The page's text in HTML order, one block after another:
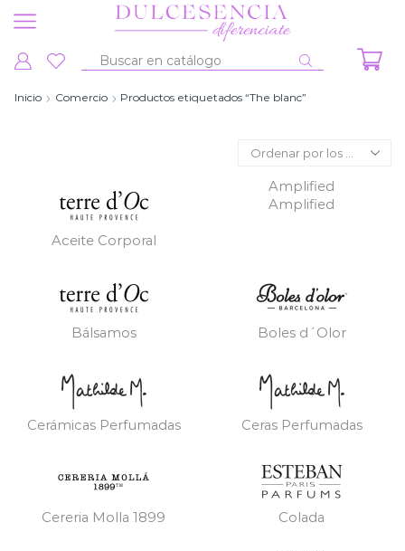
Entrada
búsqueda
Inicio Comercio Productos etiquetados “The blanc”
Aceite Corporal
Amplified
Amplified
Bálsamos Boles d´Olor
Cerámicas Perfumadas Ceras Perfumadas
Cereria Molla 1899 Colada